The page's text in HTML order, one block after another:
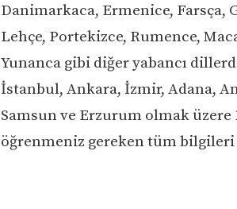
Danimarkaca, Ermenice, Farsça,
Lehçe, Portekizce, Rumence,
Yunanca gibi diğer yabancı
İstanbul, Ankara, İzmir, Adana,
Samsun ve Erzurum olmak üzere
öğrenmeniz gereken tüm